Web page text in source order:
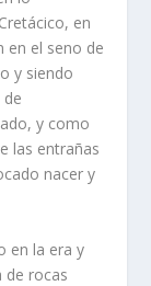
en
en el seno de
y siendo
y como
las entrañas
nacer y
en la era y
de rocas